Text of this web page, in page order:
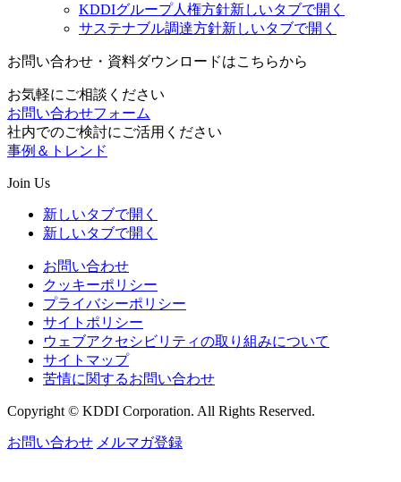
KDDIグループ人権方針新しいタブで開く
サステナブル調達方針新しいタブで開く
お問い合わせ・資料ダウンロードはこちらから
お気軽にご相談ください
お問い合わせフォーム
社内でのご検討にご活用ください
事例＆トレンド
Join Us
新しいタブで開く
新しいタブで開く
お問い合わせ
クッキーポリシー
プライバシーポリシー
サイトポリシー
ウェブアクセシビリティの取り組みについて
サイトマップ
苦情に関するお問い合わせ
Copyright © KDDI Corporation. All Rights Reserved.
お問い合わせ メルマガ登録